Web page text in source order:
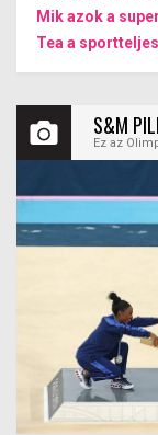
Mik azok a
Tea a
S&M
Ez az